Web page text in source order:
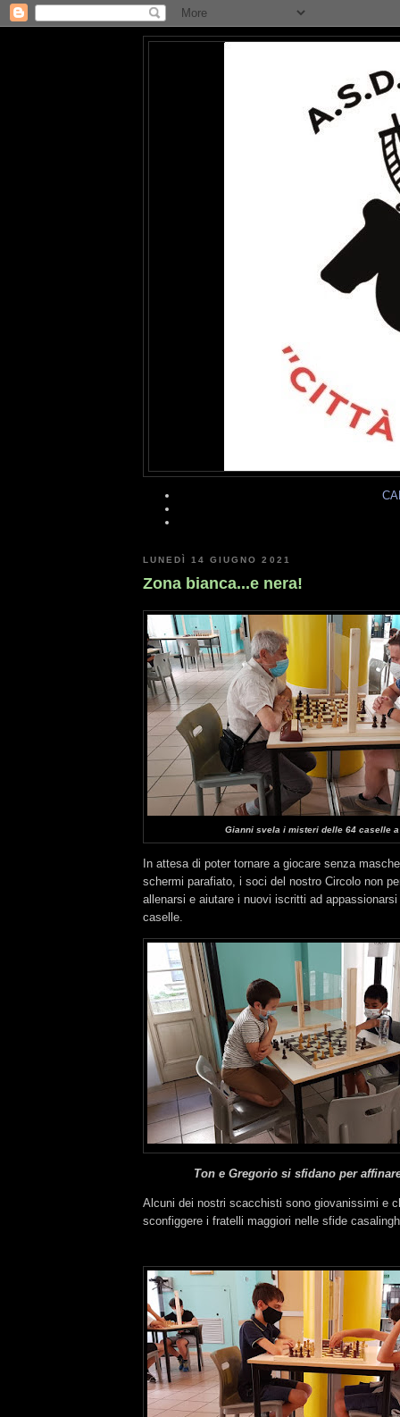
LUNEDÌ 14 GIUGNO 2021
Zona bianca...e nera!
Gianni svela i misteri delle 64 caselle
In attesa di poter tornare a giocare senza
schermi parafiato, i soci del nostro Circolo non
allenarsi e aiutare i nuovi iscritti ad
caselle.
Ton e Gregorio si sfidano per
Alcuni dei nostri scacchisti sono giovanissimi e
sconfiggere i fratelli maggiori nelle sfide